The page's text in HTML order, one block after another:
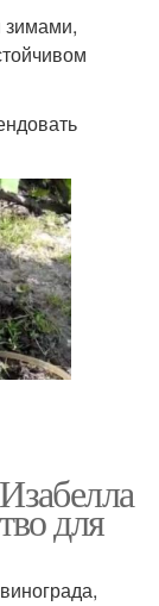
зимами,
для